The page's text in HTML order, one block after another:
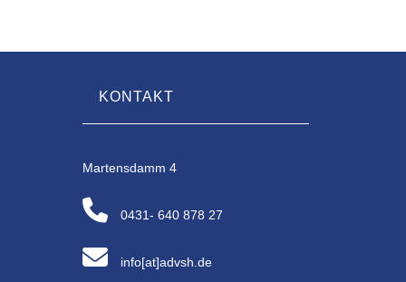
KONTAKT
Martensdamm 4
0431- 640 878 27
info[at]advsh.de